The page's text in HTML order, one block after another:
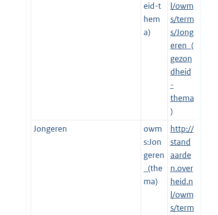
eid-t
hem
a)
l/owm
s/term
s/Jong
eren_(
gezon
dheid
-
thema
)
Jongeren
owm
s:Jon
geren
_(the
ma)
http://
stand
aarde
n.over
heid.n
l/owm
s/term